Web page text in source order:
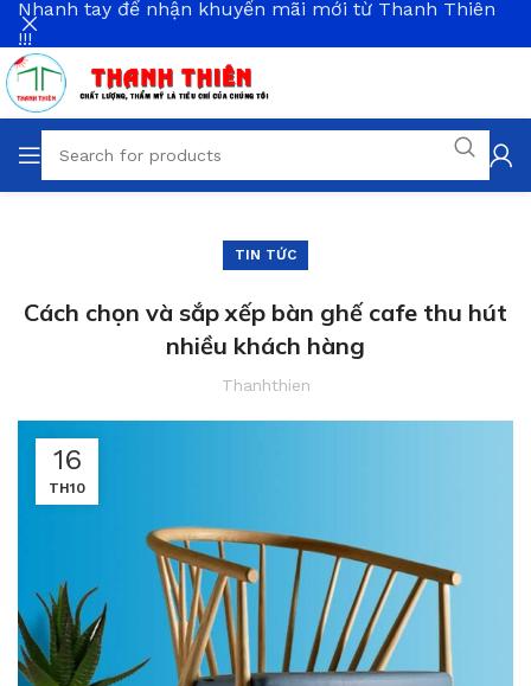
TIN TỨC
Cách chọn và sắp xếp bàn ghế cafe thu hút
nhiều khách hàng
Thanhthien
16
TH10
Nhanh tay để nhận khuyến mãi mới từ Thanh Thiên
!!!